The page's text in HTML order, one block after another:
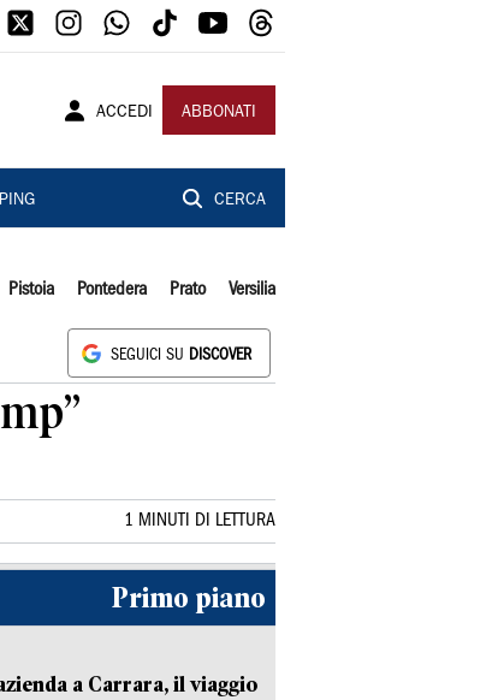
ACCEDI ABBONATI
CERCA
Pistoia Pontedera Prato Versilia
SEGUICI SU DISCOVER
1 MINUTI DI LETTURA
Primo piano
a Carrara, il viaggio